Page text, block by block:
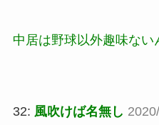
中居は野球以外趣味ない
32: 風吹けば名無し